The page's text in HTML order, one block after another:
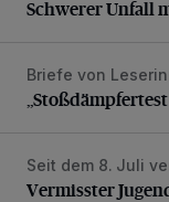
Schwerer Unfall
Briefe von
Vermisster
Seit dem 8. Juli
Vermisster